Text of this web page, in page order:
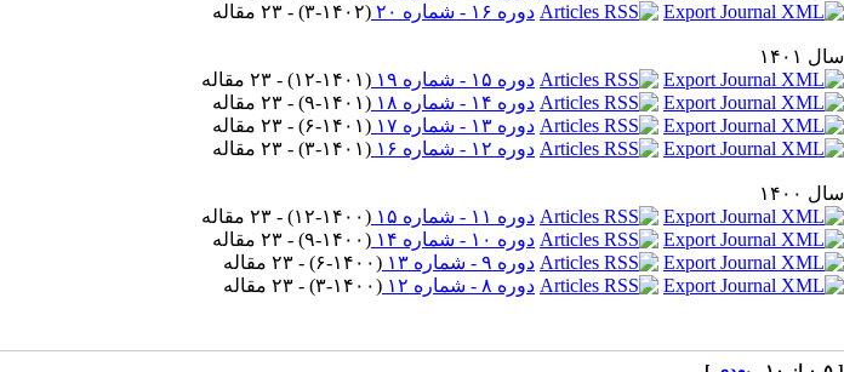
دوره ۱۶ - شماره ۲۰
(۳-۱۴۰۲) - ۲۳ مقاله
سال ۱۴۰۱
دوره ۱۵ - شماره ۱۹
(۱۲-۱۴۰۱) - ۲۳ مقاله
دوره ۱۴ - شماره ۱۸
(۹-۱۴۰۱) - ۲۳ مقاله
دوره ۱۳ - شماره ۱۷
(۶-۱۴۰۱) - ۲۳ مقاله
دوره ۱۲ - شماره ۱۶
(۳-۱۴۰۱) - ۲۳ مقاله
سال ۱۴۰۰
دوره ۱۱ - شماره ۱۵
(۱۲-۱۴۰۰) - ۲۳ مقاله
دوره ۱۰ - شماره ۱۴
(۹-۱۴۰۰) - ۲۳ مقاله
دوره ۹ - شماره ۱۳
(۶-۱۴۰۰) - ۲۳ مقاله
دوره ۸ - شماره ۱۲
(۳-۱۴۰۰) - ۲۳ مقاله